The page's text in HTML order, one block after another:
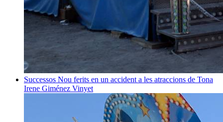
Successos Nou ferits en un accident a les atraccions de Tona
Irene Giménez Vinyet